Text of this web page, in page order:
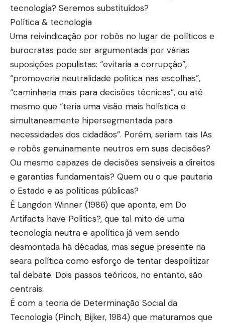
tecnologia? Seremos substituídos?
Política & tecnologia
Uma reivindicação por robôs no lugar de políticos e
burocratas pode ser argumentada por várias
suposições populistas: “evitaria a corrupção”,
“promoveria neutralidade política nas escolhas”,
“caminharia mais para decisões técnicas”, ou até
mesmo que “teria uma visão mais holística e
simultaneamente hipersegmentada para
necessidades dos cidadãos”. Porém, seriam tais IAs
e robôs genuinamente neutros em suas decisões?
Ou mesmo capazes de decisões sensíveis a direitos
e garantias fundamentais? Quem ou o que pautaria
o Estado e as políticas públicas?
É Langdon Winner (1986) que aponta, em Do
Artifacts have Politics?, que tal mito de uma
tecnologia neutra e apolítica já vem sendo
desmontada há décadas, mas segue presente na
seara política como esforço de tentar despolitizar
tal debate. Dois passos teóricos, no entanto, são
centrais:
É com a teoria de Determinação Social da
Tecnologia (Pinch; Bijker, 1984) que maturamos que